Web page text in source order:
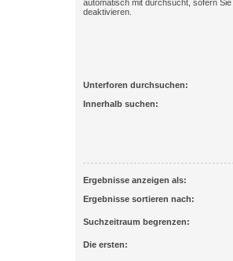
automatisch mit durchsucht, sofern
deaktivieren.
Unterforen durchsuchen:
Innerhalb suchen:
Ergebnisse anzeigen als:
Ergebnisse sortieren nach:
Suchzeitraum begrenzen:
Die ersten: